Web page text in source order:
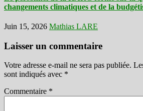
changements climatiques et de la
Juin 15, 2026 Mathias LARE
Laisser un commentaire
Votre adresse e-mail ne sera pas publiée.
sont indiqués avec *
Commentaire *